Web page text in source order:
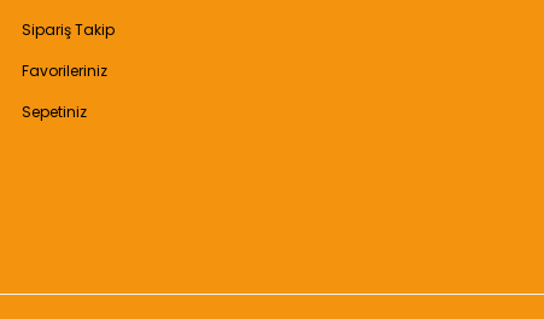
Sipariş Takip
Favorileriniz
Sepetiniz